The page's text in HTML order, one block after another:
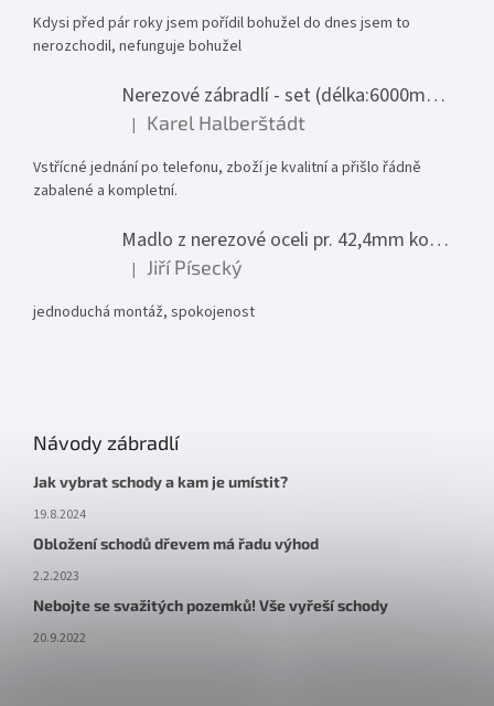
Kdysi před pár roky jsem pořídil bohužel do dnes jsem to
nerozchodil, nefunguje bohužel
Nerezové zábradlí - set (délka:6000mm x výška:1000mm)
Hodnocení produktu je 5 z 5 hvězdiček.
| Karel Halberštádt
Vstřícné jednání po telefonu, zboží je kvalitní a přišlo řádně
zabalené a kompletní.
Madlo z nerezové oceli pr. 42,4mm komplet - model 0116 - 3000mm
Hodnocení produktu je 5 z 5 hvězdiček.
| Jiří Písecký
jednoduchá montáž, spokojenost
Návody zábradlí
Jak vybrat schody a kam je umístit?
19.8.2024
Obložení schodů dřevem má řadu výhod
2.2.2023
Nebojte se svažitých pozemků! Vše vyřeší schody
20.9.2022